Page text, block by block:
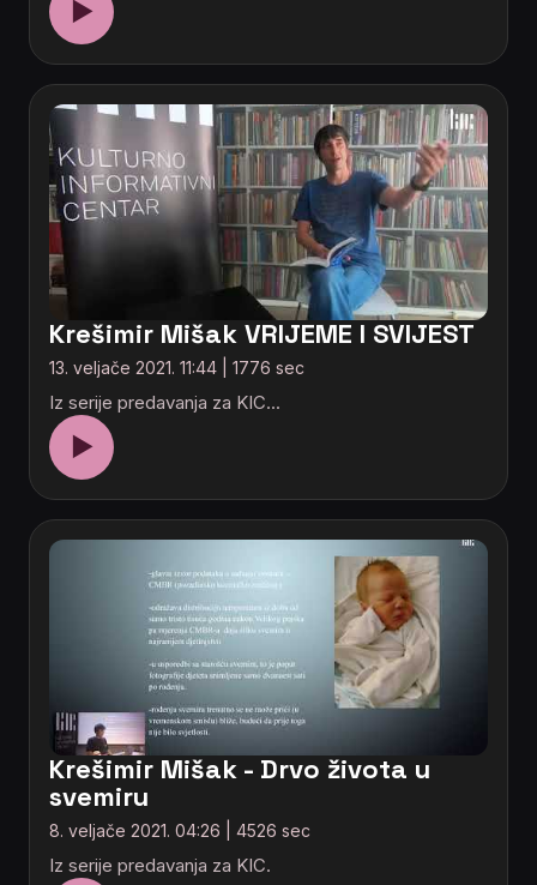
▶
Krešimir Mišak VRIJEME I SVIJEST
13. veljače 2021. 11:44 | 1776 sec
Iz serije predavanja za KIC...
▶
Krešimir Mišak - Drvo života u
svemiru
8. veljače 2021. 04:26 | 4526 sec
Iz serije predavanja za KIC.